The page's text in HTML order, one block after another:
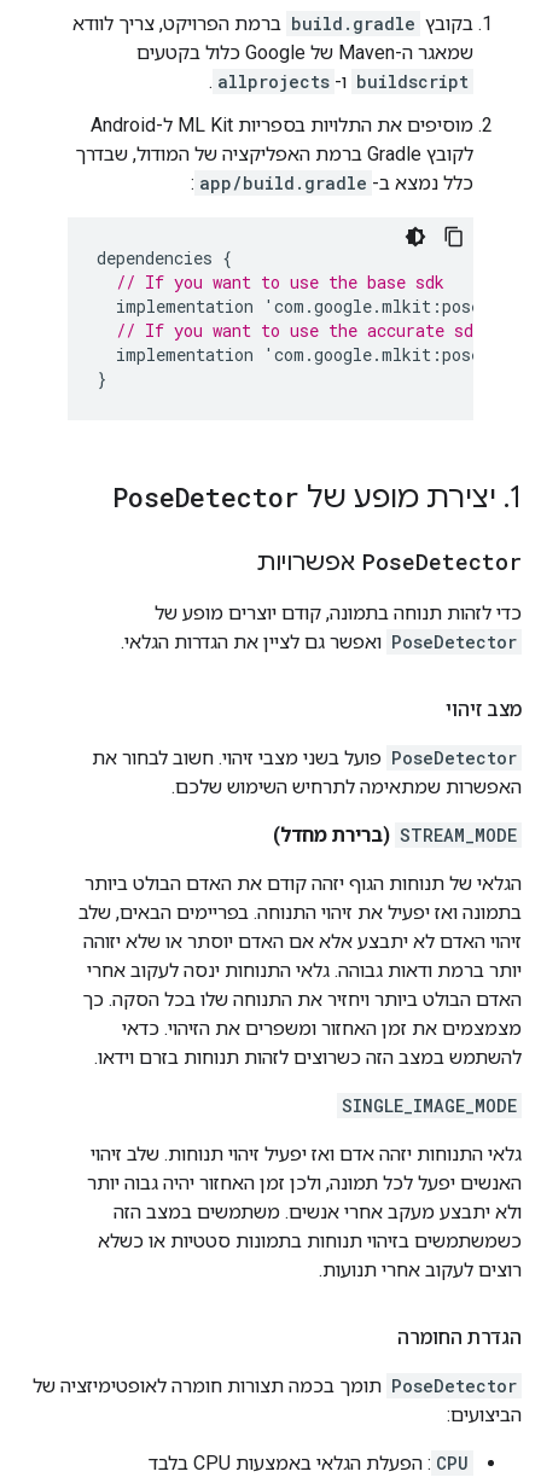
בקובץ build.gradle ברמת הפרויקט, צריך לוודא
שמאגר ה-Maven של Google כלול בקטעים
buildscript ו- allprojects
.
מוסיפים את התלויות בספריות ML Kit ל-Android
לקובץ Gradle ברמת האפליקציה של המודול, שבדרך
כלל נמצא ב- app/build.gradle
:
dependencies {
// If you want to use the base sdk
implementation
' com .google.mlkit :pose
// If you want to use the accurate sdk
implementation
' com .google.mlkit :pose
}
1
. יצירת מופע של PoseDetector
PoseDetector אפשרויות
כדי לזהות תנוחה בתמונה, קודם יוצרים מופע של
PoseDetector ואפשר גם לציין את הגדרות הגלאי.
מצב זיהוי
PoseDetector פועל בשני מצבי זיהוי. חשוב לבחור את
האפשרות שמתאימה לתרחיש השימוש שלכם.
STREAM_MODE (ברירת מחדל)
הגלאי של תנוחות הגוף יזהה קודם את האדם הבולט ביותר
בתמונה ואז יפעיל את זיהוי התנוחה. בפריימים הבאים, שלב
זיהוי האדם לא יתבצע אלא אם האדם יוסתר או שלא יזוהה
יותר ברמת ודאות גבוהה. גלאי התנוחות ינסה לעקוב אחרי
האדם הבולט ביותר ויחזיר את התנוחה שלו בכל הסקה. כך
מצמצמים את זמן האחזור ומשפרים את הזיהוי. כדאי
להשתמש במצב הזה כשרוצים לזהות תנוחות בזרם וידאו.
SINGLE_IMAGE_MODE
גלאי התנוחות יזהה אדם ואז יפעיל זיהוי תנוחות. שלב זיהוי
האנשים יפעל לכל תמונה, ולכן זמן האחזור יהיה גבוה יותר
ולא יתבצע מעקב אחרי אנשים. משתמשים במצב הזה
כשמשתמשים בזיהוי תנוחות בתמונות סטטיות או כשלא
רוצים לעקוב אחרי תנועות.
הגדרת החומרה
PoseDetector תומך בכמה תצורות חומרה לאופטימיזציה של
הביצועים:
CPU : הפעלת הגלאי באמצעות CPU בלבד